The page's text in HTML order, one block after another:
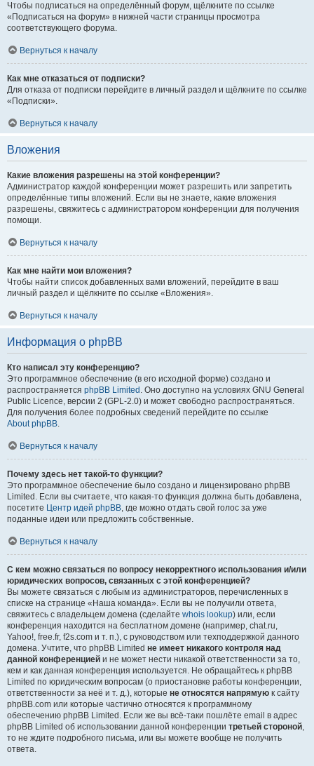
Чтобы подписаться на определённый форум, щёлкните по ссылке
«Подписаться на форум» в нижней части страницы просмотра
соответствующего форума.
Вернуться к началу
Как мне отказаться от подписки?
Для отказа от подписки перейдите в личный раздел и щёлкните по ссылке
«Подписки».
Вернуться к началу
Вложения
Какие вложения разрешены на этой конференции?
Администратор каждой конференции может разрешить или запретить
определённые типы вложений. Если вы не знаете, какие вложения
разрешены, свяжитесь с администратором конференции для получения
помощи.
Вернуться к началу
Как мне найти мои вложения?
Чтобы найти список добавленных вами вложений, перейдите в ваш
личный раздел и щёлкните по ссылке «Вложения».
Вернуться к началу
Информация о phpBB
Кто написал эту конференцию?
Это программное обеспечение (в его исходной форме) создано и
распространяется phpBB Limited . Оно доступно на условиях GNU General
Public Licence, версии 2 (GPL-2.0) и может свободно распространяться.
Для получения более подробных сведений перейдите по ссылке
About phpBB.
Вернуться к началу
Почему здесь нет такой-то функции?
Это программное обеспечение было создано и лицензировано phpBB
Limited. Если вы считаете, что какая-то функция должна быть добавлена,
посетите Центр идей phpBB, где можно отдать свой голос за уже
поданные идеи или предложить собственные.
Вернуться к началу
С кем можно связаться по вопросу некорректного использования и/или
юридических вопросов, связанных с этой конференцией?
Вы можете связаться с любым из администраторов, перечисленных в
списке на странице «Наша команда». Если вы не получили ответа,
свяжитесь с владельцем домена (сделайте whois lookup) или, если
конференция находится на бесплатном домене (например, chat.ru,
Yahoo!, free.fr, f2s.com и т. п.), с руководством или техподдержкой данного
домена. Учтите, что phpBB Limited не имеет никакого контроля над
данной конференцией и не может нести никакой ответственности за то,
кем и как данная конференция используется. Не обращайтесь к phpBB
Limited по юридическим вопросам (о приостановке работы конференции,
ответственности за неё и т. д.), которые не относятся напрямую к сайту
phpBB.com или которые частично относятся к программному
обеспечению phpBB Limited. Если же вы всё-таки пошлёте email в адрес
phpBB Limited об использовании данной конференции третьей стороной,
то не ждите подробного письма, или вы можете вообще не получить
ответа.